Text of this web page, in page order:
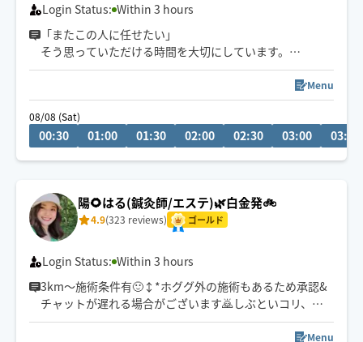
Login Status: Within 3 hours
「またこの人に任せたい」
そう思っていただける時間を大切にしています。
はじめまして、プロフィールをご覧いただきまして、あり
“この疲れをどうにかしたい”
そう思った時にふっと力を抜ける特別なひとときをお届
けします。
お気軽にメッセージからご相談ください。
Menu
08/08 (Sat)
00:30 01:00 01:30 02:00 02:30 03:00 03:30
陽🌻はる(鍼灸師/エステ)🌿白金発🚲
4.9(323 reviews) ゴールド
Login Status: Within 3 hours
3km〜施術条件有🙂‍↕️*ホググ外の施術もあるため承認&
チャットが遅れる場合がございます🙇しぶといコリ、身
体の痛みが出てる方もお任せください🙌プロにも好評な
手技とその方の一番ほぐれやすい圧で翌日もスッキリの
Menu